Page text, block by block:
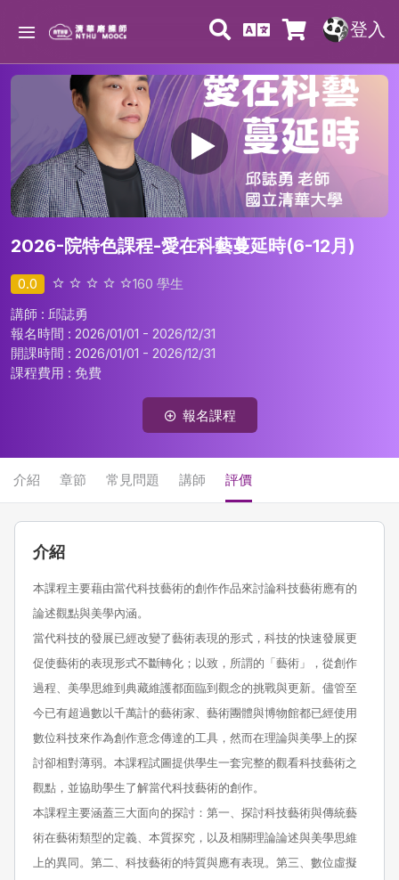
登入
2026-院特色課程-愛在科藝蔓延時(6-12月)
0.0 160 學生
講師 : 邱誌勇
報名時間 : 2026/01/01 - 2026/12/31
開課時間 : 2026/01/01 - 2026/12/31
課程費用 : 免費
報名課程
介紹 章節 常見問題 講師 評價
介紹
本課程主要藉由當代科技藝術的創作作品來討論科技藝術應有的
論述觀點與美學內涵。
當代科技的發展已經改變了藝術表現的形式，科技的快速發展更
促使藝術的表現形式不斷轉化；以致，所謂的「藝術」，從創作
過程、美學思維到典藏維護都面臨到觀念的挑戰與更新。儘管至
今已有超過數以千萬計的藝術家、藝術團體與博物館都已經使用
數位科技來作為創作意念傳達的工具，然而在理論與美學上的探
討卻相對薄弱。本課程試圖提供學生一套完整的觀看科技藝術之
觀點，並協助學生了解當代科技藝術的創作。
本課程主要涵蓋三大面向的探討：第一、探討科技藝術與傳統藝
術在藝術類型的定義、本質探究，以及相關理論論述與美學思維
上的異同。第二、科技藝術的特質與應有表現。第三、數位虛擬